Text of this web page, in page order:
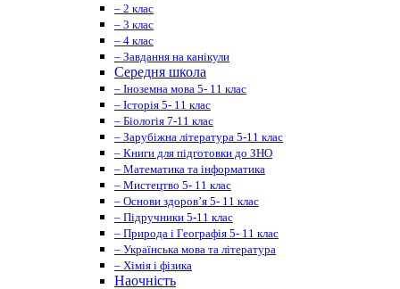
– 2 клас
– 3 клас
– 4 клас
– Завдання на канікули
Середня школа
– Іноземна мова 5- 11 клас
– Історія 5- 11 клас
– Біологія 7-11 клас
– Зарубіжна література 5-11 клас
– Книги для підготовки до ЗНО
– Математика та інформатика
– Мистецтво 5- 11 клас
– Основи здоров’я 5- 11 клас
– Підручники 5-11 клас
– Природа і Географія 5- 11 клас
– Українська мова та література
– Хімія і фізика
Наочність